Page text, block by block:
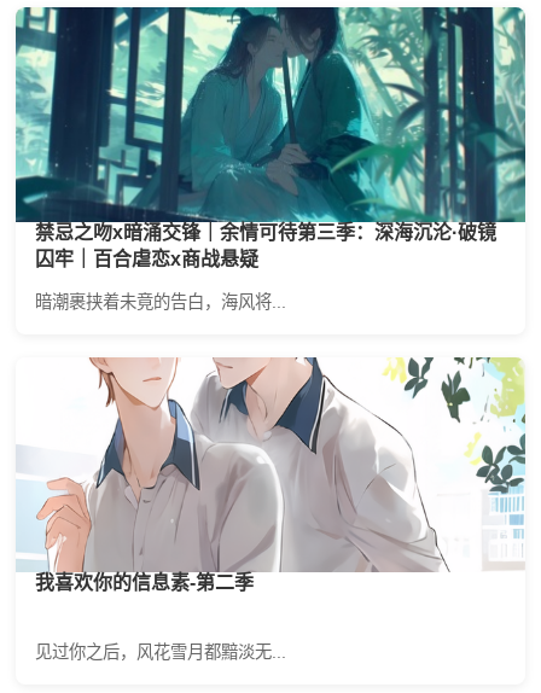
禁忌之吻x暗涌交锋｜余情可待第三季：深海沉沦·破镜
囚牢｜百合虐恋x商战悬疑
暗潮裹挟着未竟的告白，海风将...
我喜欢你的信息素-第二季
见过你之后，风花雪月都黯淡无...